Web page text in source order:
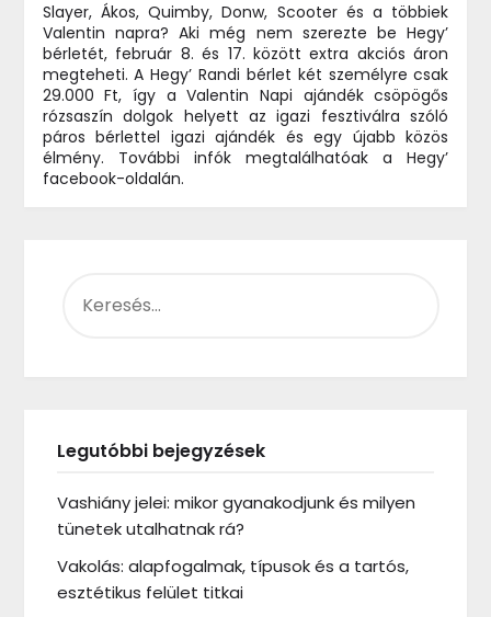
Slayer, Ákos, Quimby, Donw, Scooter és a többiek
Valentin napra? Aki még nem szerezte be Hegy’
bérletét, február 8. és 17. között extra akciós áron
megteheti. A Hegy’ Randi bérlet két személyre csak
29.000 Ft, így a Valentin Napi ajándék csöpögős
rózsaszín dolgok helyett az igazi fesztiválra szóló
páros bérlettel igazi ajándék és egy újabb közös
élmény. További infók megtalálhatóak a Hegy’
facebook-oldalán.
Legutóbbi bejegyzések
Vashiány jelei: mikor gyanakodjunk és milyen
tünetek utalhatnak rá?
Vakolás: alapfogalmak, típusok és a tartós,
esztétikus felület titkai